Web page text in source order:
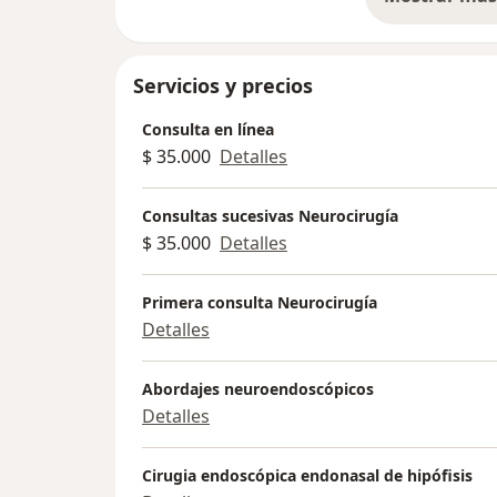
Servicios y precios
Consulta en línea
$ 35.000 Detalles
Consultas sucesivas Neurocirugía
$ 35.000 Detalles
Primera consulta Neurocirugía
Detalles
Abordajes neuroendoscópicos
Detalles
Cirugia endoscópica endonasal de hipófisis